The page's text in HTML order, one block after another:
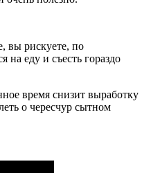
вы рискуете, по
на еду и съесть гораздо
время снизит выработку
о чересчур сытном